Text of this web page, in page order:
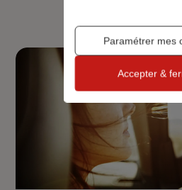
Paramétrer mes
Accepter &